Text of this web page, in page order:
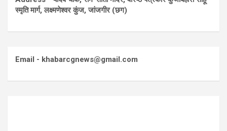
स्मृति मार्ग, लक्ष्मणेश्वर कुंज, जांजगीर (छग)
Email - khabarcgnews@gmail.com